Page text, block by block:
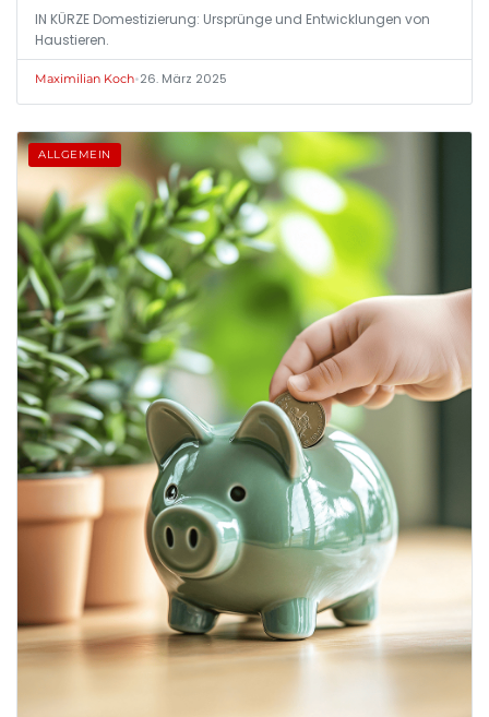
IN KÜRZE Domestizierung: Ursprünge und Entwicklungen von
Haustieren.
Maximilian Koch•26. März 2025
ALLGEMEIN